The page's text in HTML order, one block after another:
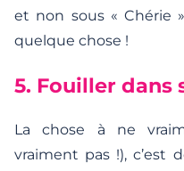
et non sous « Chérie
quelque chose !
5. Fouiller dans
La chose à ne
vraiment pas !), c’est